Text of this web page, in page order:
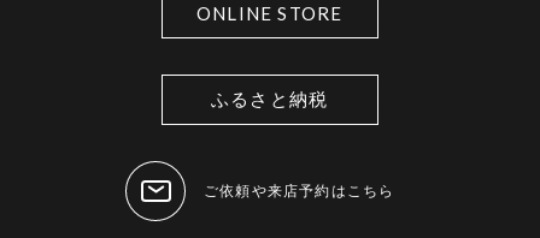
ONLINE STORE
ふるさと納税
ご依頼や来店予約はこちら